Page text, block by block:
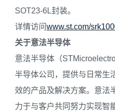
SOT23-6L封装。
详情访问www.st.com/
关于意法半导体
意法半导体（
半导体公司，提供与日常生
效的产品及解决方案。意法
力于与客户共同努力实现智